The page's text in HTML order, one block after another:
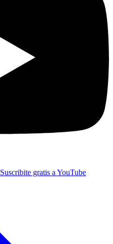
Suscribite gratis a YouTube